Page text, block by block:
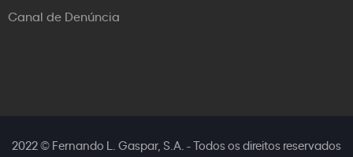
Canal de Denúncia
2022 © Fernando L. Gaspar, S.A. - Todos os direitos reservados